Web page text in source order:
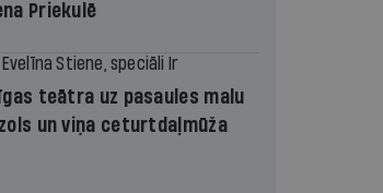
Priekulē
Evelīna Stiene, speciāli Ir
teātra uz pasaules malu
un viņa ceturtdaļmūža